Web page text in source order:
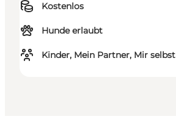
Kostenlos
Hunde erlaubt
Kinder, Mein Partner, Mir selbst